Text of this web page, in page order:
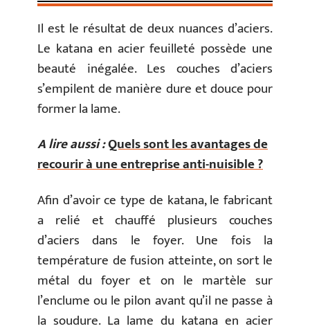
Il est le résultat de deux nuances d’aciers.
Le katana en acier feuilleté possède une
beauté inégalée. Les couches d’aciers
s’empilent de manière dure et douce pour
former la lame.
A lire aussi :Quels sont les avantages de
recourir à une entreprise anti-nuisible ?
Afin d’avoir ce type de katana, le fabricant
a relié et chauffé plusieurs couches
d’aciers dans le foyer. Une fois la
température de fusion atteinte, on sort le
métal du foyer et on le martèle sur
l’enclume ou le pilon avant qu’il ne passe à
la soudure. La lame du katana en acier